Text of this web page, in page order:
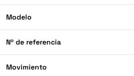
Modelo
Nº de referencia
Movimiento